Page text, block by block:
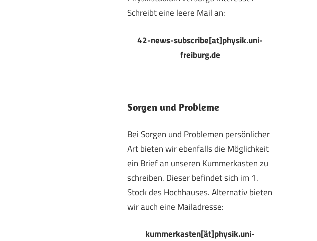
Schreibt eine leere Mail an:
42-news-subscribe[at]physik.uni-
freiburg.de
Sorgen und Probleme
Bei Sorgen und Problemen persönlicher
Art bieten wir ebenfalls die Möglichkeit
ein Brief an unseren Kummerkasten zu
schreiben. Dieser befindet sich im 1.
Stock des Hochhauses. Alternativ bieten
wir auch eine Mailadresse:
kummerkasten[ät]physik.uni-